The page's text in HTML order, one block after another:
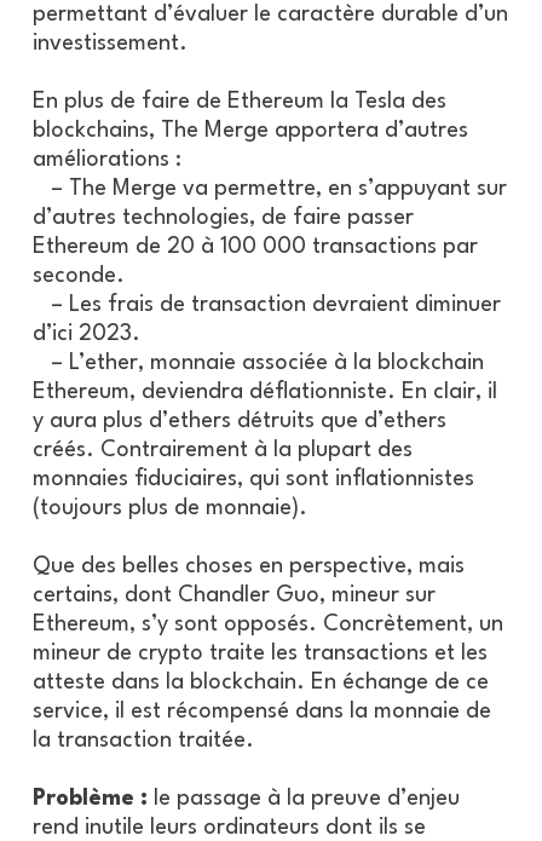
permettant d’évaluer le caractère durable d’un
investissement.
En plus de faire de Ethereum la Tesla des
blockchains, The Merge apportera d’autres
améliorations :
– The Merge va permettre, en s’appuyant sur
d’autres technologies, de faire passer
Ethereum de 20 à 100 000 transactions par
seconde.
– Les frais de transaction devraient diminuer
d’ici 2023.
– L’ether, monnaie associée à la blockchain
Ethereum, deviendra déflationniste. En clair, il
y aura plus d’ethers détruits que d’ethers
créés. Contrairement à la plupart des
monnaies fiduciaires, qui sont inflationnistes
(toujours plus de monnaie).
Que des belles choses en perspective, mais
certains, dont Chandler Guo, mineur sur
Ethereum, s’y sont opposés. Concrètement, un
mineur de crypto traite les transactions et les
atteste dans la blockchain. En échange de ce
service, il est récompensé dans la monnaie de
la transaction traitée.
Problème : le passage à la preuve d’enjeu
rend inutile leurs ordinateurs dont ils se